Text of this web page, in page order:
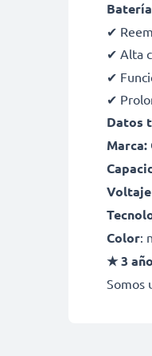
✔
✔ Alta
✔
✔
Datos
Marca:
Voltaje
Color:
★ 3
Somos